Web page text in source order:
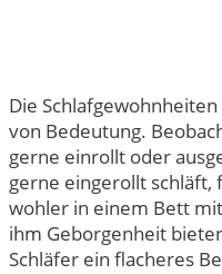
Die
von Bedeutung.
gerne einrollt oder
gerne eingerollt schläft,
wohler in einem Bett
ihm Geborgenheit
Schläfer ein flacheres